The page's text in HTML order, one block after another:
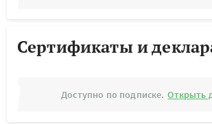
Сертификаты и
Доступно по подписке. Открыть